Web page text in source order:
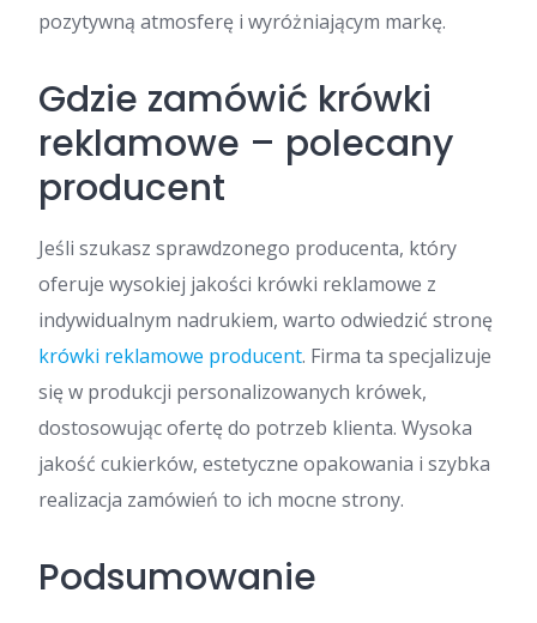
pozytywną atmosferę i wyróżniającym markę.
Gdzie zamówić krówki
reklamowe – polecany
producent
Jeśli szukasz sprawdzonego producenta, który
oferuje wysokiej jakości krówki reklamowe z
indywidualnym nadrukiem, warto odwiedzić stronę
krówki reklamowe producent. Firma ta specjalizuje
się w produkcji personalizowanych krówek,
dostosowując ofertę do potrzeb klienta. Wysoka
jakość cukierków, estetyczne opakowania i szybka
realizacja zamówień to ich mocne strony.
Podsumowanie